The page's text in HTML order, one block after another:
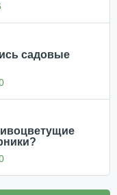
садовые